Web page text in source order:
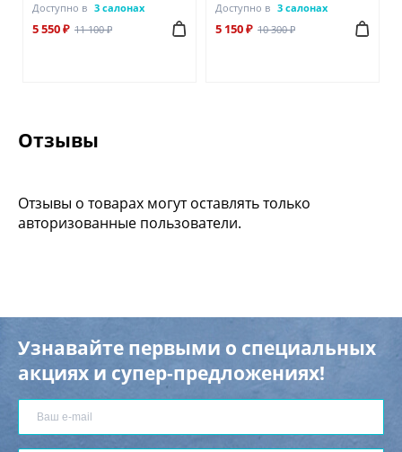
Доступно в 3 салонах
5 550 ₽ 11 100 ₽
Доступно в 3 салонах
5 150 ₽ 10 300 ₽
Отзывы
Отзывы о товарах могут оставлять только
авторизованные пользователи.
Узнавайте первыми о специальных
акциях и супер-предложениях!